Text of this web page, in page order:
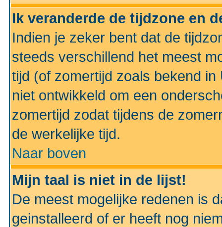
Ik veranderde de tijdzone en
Indien je zeker bent dat de
steeds verschillend het meest
tijd (of zomertijd zoals bekend
niet ontwikkeld om een
zomertijd zodat tijdens de
de werkelijke tijd.
Naar boven
Mijn taal is niet in de lijst!
De meest mogelijke redenen is
geinstalleerd of er heeft nog